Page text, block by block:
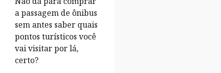
a passagem de ônibus
sem antes saber quais
pontos turísticos você
vai visitar por lá,
certo?